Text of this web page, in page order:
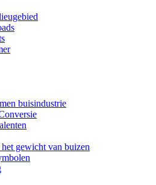
buisindustrie
gewicht van buizen